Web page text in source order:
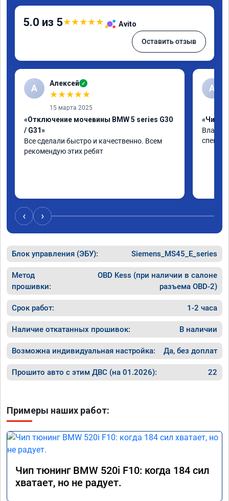
5.0 из 5★★★★★ Avito
Оставить отзыв
А Алексей ✓
★★★★★
15 марта 2025
«Отключение мочевины BMW 5 series G30
/ G31»
Все сделали быстро и качественно. Всем
рекомендую этих ребят
А
«Чип
‹ ›
Блок управления (ЭБУ): Siemens_MS45_E_series
Метод
прошивки:
OBD Kess (при наличии в салоне
разъема OBD-2)
Срок работ: 1-2 часа
Наличие откатанных прошивок: В наличии
Возможна индивидуальная настройка: Да, без доплат
Прошито авто с этим ДВС (на 01.2026): 22
Примеры наших работ:
Чип тюнинг BMW 520i F10: когда 184 сил
хватает, но не радует.